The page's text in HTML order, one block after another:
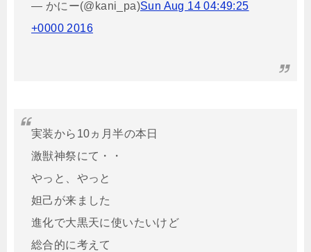
— かにー(@kani_pa)Sun Aug 14 04:49:25
+0000 2016
実装から10ヵ月半の本日
激獣神祭にて・・
やっと、やっと
妲己が来ました
進化で大黒天に使いたいけど
総合的に考えて